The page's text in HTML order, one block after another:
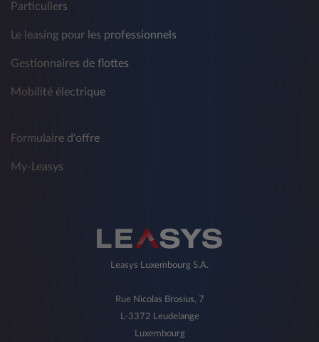
Particuliers
Le leasing pour les professionnels
Gestionnaires de flottes
Mobilité électrique
Formulaire d'offre
My-Leasys
Leasys Luxembourg S.A.
Rue Nicolas Brosius, 7
L-3372 Leudelange
Luxembourg